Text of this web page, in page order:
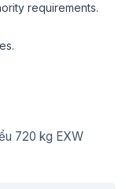
requirements.
720 kg EXW